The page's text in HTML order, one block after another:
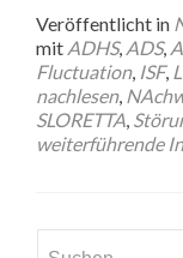
Veröffentlicht in
mit ADHS, ADS,
Fluctuation, ISF,
nachlesen,
SLORETTA,
weiterführende